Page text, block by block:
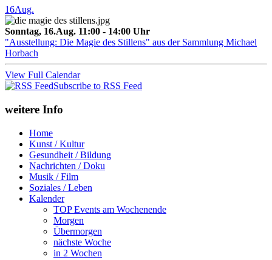
16Aug.
Sonntag, 16.Aug. 11:00 - 14:00 Uhr
"Ausstellung: Die Magie des Stillens" aus der Sammlung Michael
Horbach
View Full Calendar
Subscribe to RSS Feed
weitere Info
Home
Kunst / Kultur
Gesundheit / Bildung
Nachrichten / Doku
Musik / Film
Soziales / Leben
Kalender
TOP Events am Wochenende
Morgen
Übermorgen
nächste Woche
in 2 Wochen